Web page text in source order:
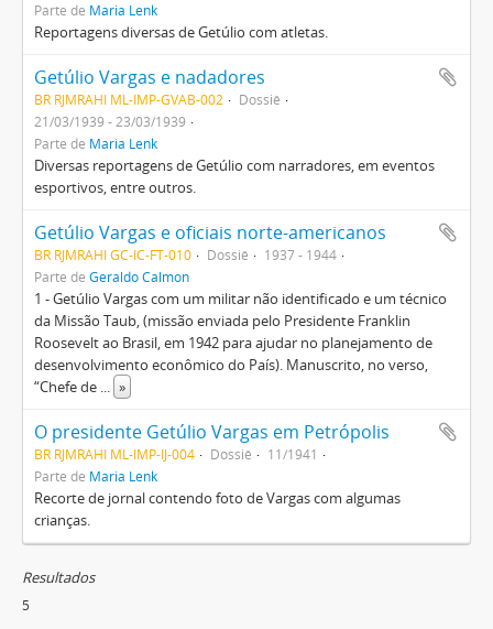
Parte de Maria Lenk
Reportagens diversas de Getúlio com atletas.
Getúlio Vargas e nadadores
BR RJMRAHI ML-IMP-GVAB-002
Dossiê
21/03/1939 - 23/03/1939
Parte de Maria Lenk
Diversas reportagens de Getúlio com narradores, em eventos
esportivos, entre outros.
Getúlio Vargas e oficiais norte-americanos
BR RJMRAHI GC-IC-FT-010 Dossiê
1937 - 1944
Parte de Geraldo Calmon
1 - Getúlio Vargas com um militar não identificado e um técnico
da Missão Taub, (missão enviada pelo Presidente Franklin
Roosevelt ao Brasil, em 1942 para ajudar no planejamento de
desenvolvimento econômico do País). Manuscrito, no verso,
“Chefe de ... »
O presidente Getúlio Vargas em Petrópolis
BR RJMRAHI ML-IMP-IJ-004 Dossiê
11/1941
Parte de Maria Lenk
Recorte de jornal contendo foto de Vargas com algumas
crianças.
Resultados
5